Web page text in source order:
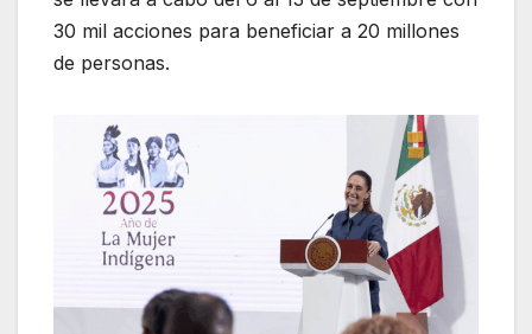
30 mil acciones para beneficiar a 20 millones
de personas.